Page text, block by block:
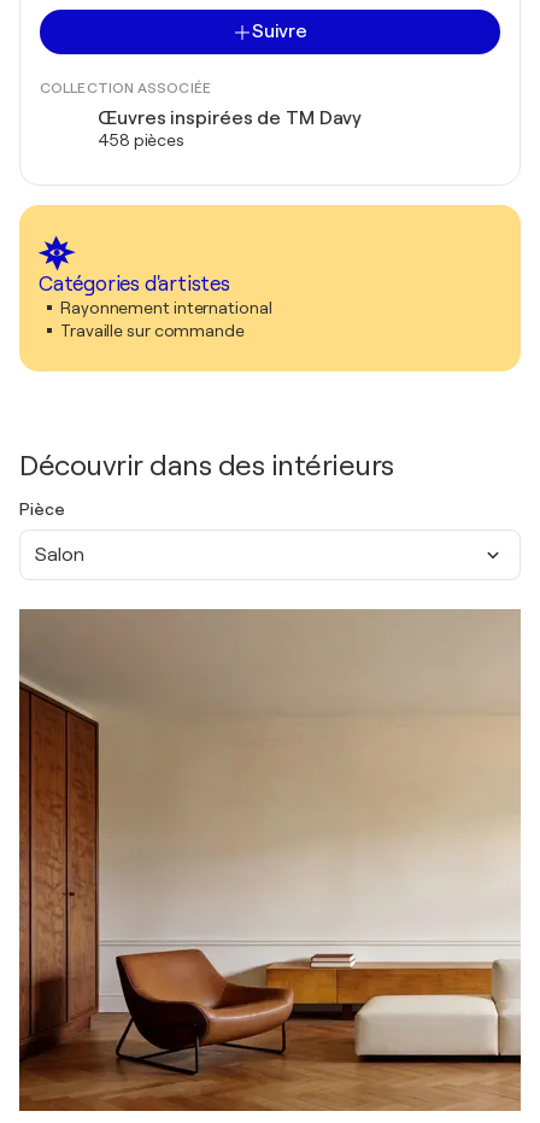
Suivre
COLLECTION ASSOCIÉE
Œuvres inspirées de TM Davy
458 pièces
Catégories d'artistes
Rayonnement international
Travaille sur commande
Découvrir dans des intérieurs
Pièce
Salon